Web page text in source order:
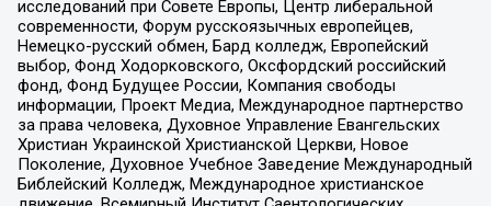
исследований при Совете Европы, Центр либеральной
современности, Форум русскоязычных европейцев,
Немецко-русский обмен, Бард колледж, Европейский
выбор, Фонд Ходорковского, Оксфордский российский
фонд, Фонд Будущее России, Компания свободы
информации, Проект Медиа, Международное партнерство
за права человека, Духовное Управление Евангельских
Христиан Украинской Христианской Церкви, Новое
Поколение, Духовное Учебное Заведение Международный
Библейский Колледж, Международное христианское